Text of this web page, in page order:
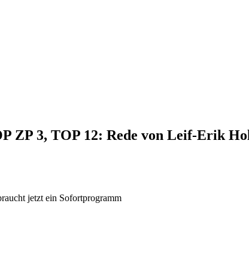
ZP 3, TOP 12: Rede von Leif-Erik
jetzt ein Sofortprogramm